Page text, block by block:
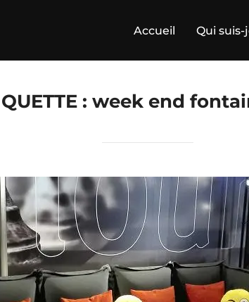
Accueil Qui suis-
: week end